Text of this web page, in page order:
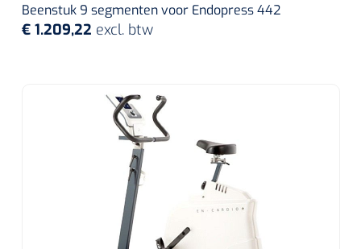
Wearables
Instrumentensets
Chronische wondzorgproducten
Hydrocolloïden
Zilververbanden
Schuimverbanden
Beenstuk 9 segmenten voor Endopress 442
€ 1.209,22 excl. btw